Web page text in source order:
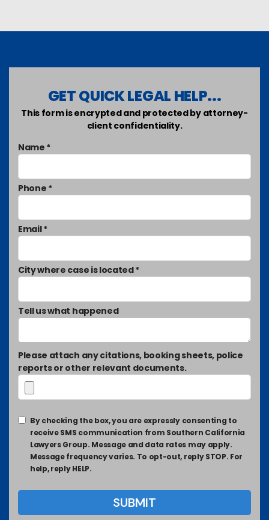
GET QUICK LEGAL HELP...
This form is encrypted and protected by attorney-
client confidentiality.
Name *
Phone *
Email *
City where case is located *
Tell us what happened
Please attach any citations, booking sheets, police
reports or other relevant documents.
By checking the box, you are expressly consenting to
receive SMS communication from Southern California
Lawyers Group. Message and data rates may apply.
Message frequency varies. To opt-out, reply STOP. For
help, reply HELP.